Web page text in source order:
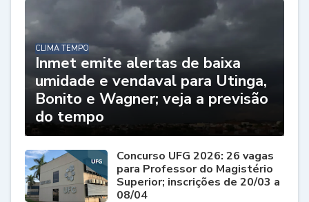
CLIMA TEMPO
Inmet emite alertas de baixa
umidade e vendaval para Utinga,
Bonito e Wagner; veja a previsão
do tempo
Concurso UFG 2026: 26 vagas
para Professor do Magistério
Superior; inscrições de 20/03 a
08/04